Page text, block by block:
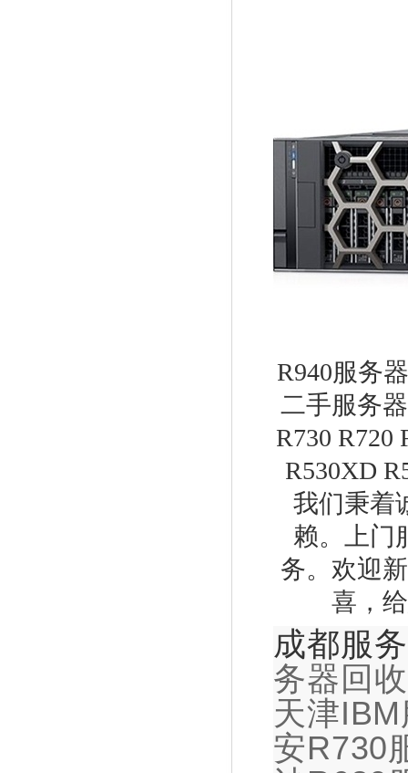
R940服务
二手服务
R730 R720
R530XD
我们秉着
赖。上门
务。欢迎
喜，
成都服
务器回收
天津
安R730